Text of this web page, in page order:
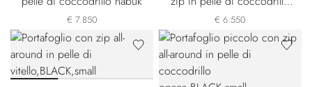
€ 7.850
nabuk
€ 6.550